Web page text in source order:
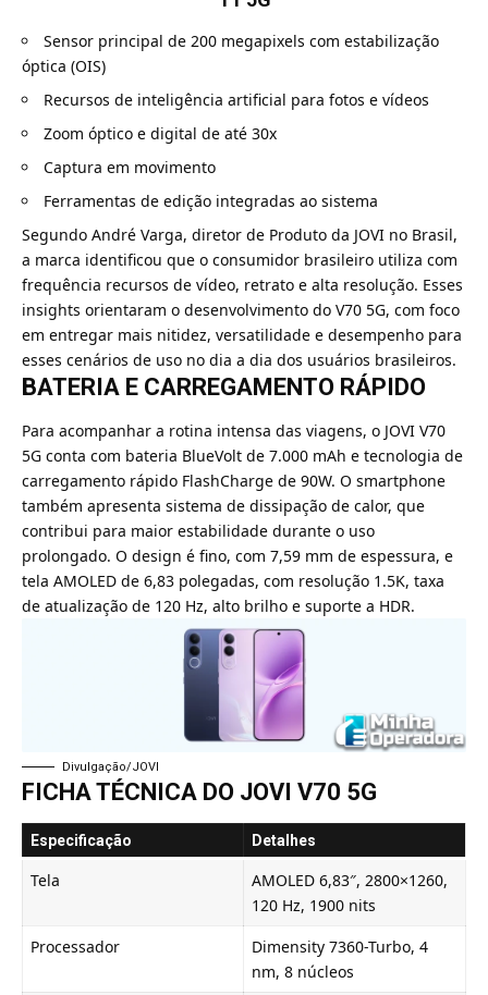
Sensor principal de 200 megapixels com estabilização
óptica (OIS)
Recursos de inteligência artificial para fotos e vídeos
Zoom óptico e digital de até 30x
Captura em movimento
Ferramentas de edição integradas ao sistema
Segundo André Varga, diretor de Produto da JOVI no Brasil,
a marca identificou que o consumidor brasileiro utiliza com
frequência recursos de vídeo, retrato e alta resolução. Esses
insights orientaram o desenvolvimento do V70 5G, com foco
em entregar mais nitidez, versatilidade e desempenho para
esses cenários de uso no dia a dia dos usuários brasileiros.
BATERIA E CARREGAMENTO RÁPIDO
Para acompanhar a rotina intensa das viagens, o JOVI V70
5G conta com bateria BlueVolt de 7.000 mAh e tecnologia de
carregamento rápido FlashCharge de 90W. O smartphone
também apresenta sistema de dissipação de calor, que
contribui para maior estabilidade durante o uso
prolongado. O design é fino, com 7,59 mm de espessura, e
tela AMOLED de 6,83 polegadas, com resolução 1.5K, taxa
de atualização de 120 Hz, alto brilho e suporte a HDR.
Divulgação/JOVI
FICHA TÉCNICA DO JOVI V70 5G
Especificação Detalhes
Tela
AMOLED 6,83″, 2800×1260,
120 Hz, 1900 nits
Processador
Dimensity 7360-Turbo, 4
nm, 8 núcleos